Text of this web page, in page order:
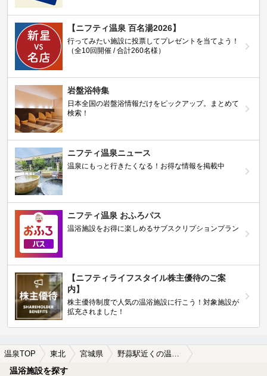
【ニフティ温泉 百名湯2026】
行ってみたい施設に投票してプレゼントを当てよう！
（全10回開催 / 合計260名様）
岩盤浴特集
日本全国の岩盤浴情報だけをピックアップ。まとめて
検索！
ニフティ温泉ニュース
温泉にもっと行きたくなる！お得な情報を掲載中
ニフティ温泉 おふろパス
温浴施設をお得に楽しめるサブスクリプションプラン
【ニフティライフスタイル株主優待のご案
内】
株主優待制度で人気の温浴施設に行こう！対象施設が
拡充されました！
温泉TOP 東北 宮城県
温浴施設を探す